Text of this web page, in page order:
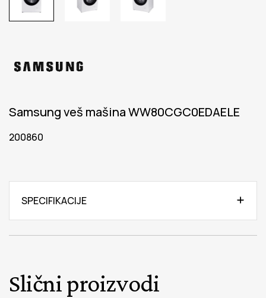
Samsung veš mašina WW80CGC0EDAELE
200860
SPECIFIKACIJE
Slični proizvodi